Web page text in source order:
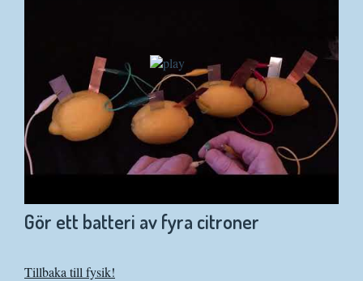
Gör ett batteri av fyra citroner
Tillbaka till fysik!